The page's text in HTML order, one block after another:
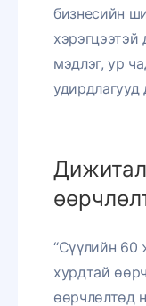
бизнесийн
хэрэгцээтэй
мэдлэг, ур
удирдлагууд
Дижитал
“Сүүлийн 60
хурдтай
өөрчлөлтөд